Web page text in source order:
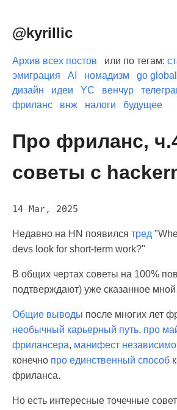
@kyrillic
Архив всех постов или по тегам:
эмиграция
AI номадизм go global
дизайн
идеи YC венчур
фриланс
внж налоги будущее
Про фриланс,
советы с
14 Mar, 2025
Недавно на HN появился тред
devs look for short-term work?"
В общих чертах советы на 100%
подтверждают) уже сказанное мной
Общие выводы после многих лет
необычный карьерный путь, про
фрилансера, манифест
конечно про единственный способ
фриланса.
Но есть интересные точечные